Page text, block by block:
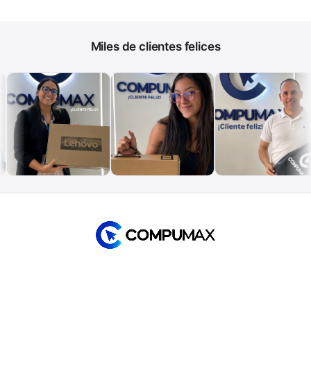
Miles de clientes felices